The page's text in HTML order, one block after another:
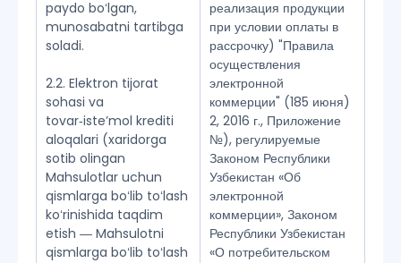
paydo boʻlgan,
munosabatni tartibga
soladi.
2.2. Elektron tijorat
sohasi va
tovar‑isteʼmol krediti
aloqalari (xaridorga
sotib olingan
Mahsulotlar uchun
qismlarga boʻlib toʻlash
koʻrinishida taqdim
etish ― Mahsulotni
qismlarga boʻlib toʻlash
реализация продукции
при условии оплаты в
рассрочку) "Правила
осуществления
электронной
коммерции" (185 июня)
2, 2016 г., Приложение
№), регулируемые
Законом Республики
Узбекистан «Об
электронной
коммерции», Законом
Республики Узбекистан
«О потребительском